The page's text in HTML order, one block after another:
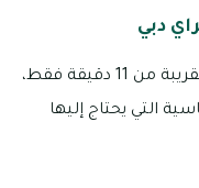
دبي
يوجد الكثير من محلات السوبرماركت القريبة من 11 دقيقة فقط،
التي يحتاج إليها